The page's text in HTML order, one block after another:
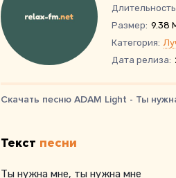
Размер: 9.38
Категория:
Дата релиза:
Скачать песню ADAM Light - Ты
Текст песни
Ты нужна мне, ты нужна мне